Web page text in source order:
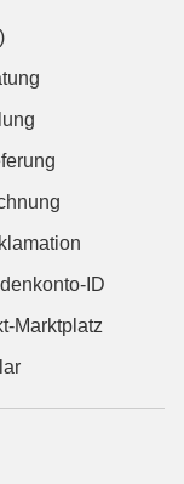
ID
Marktplatz